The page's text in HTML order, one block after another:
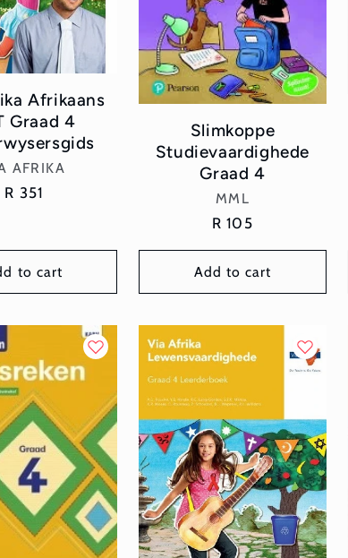
Afrikaans
Graad 4
Vendor:
AFRIKA
Regular
R 351
to cart
Slimkoppe
Studievaardighede
Graad 4
Vendor:
MML
Regular
R 105
Add to cart